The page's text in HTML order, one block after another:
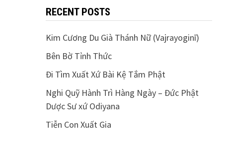
RECENT POSTS
Kim Cương Du Già Thánh Nữ (Vajrayoginī)
Bên Bờ Tỉnh Thức
Đi Tìm Xuất Xứ Bài Kệ Tắm Phật
Nghi Quỹ Hành Trì Hàng Ngày – Đức Phật
Dược Sư xứ Odiyana
Tiễn Con Xuất Gia